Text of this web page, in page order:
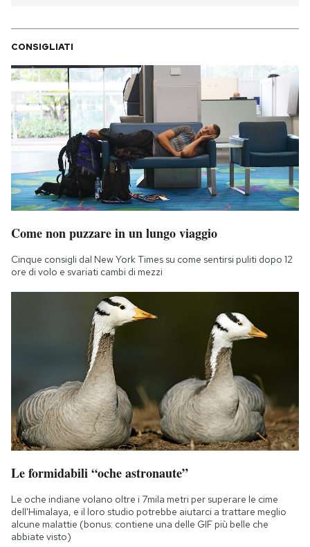
CONSIGLIATI
Come non puzzare in un lungo viaggio
Cinque consigli dal New York Times su come sentirsi puliti dopo 12
ore di volo e svariati cambi di mezzi
Le formidabili “oche astronaute”
Le oche indiane volano oltre i 7mila metri per superare le cime
dell'Himalaya, e il loro studio potrebbe aiutarci a trattare meglio
alcune malattie (bonus: contiene una delle GIF più belle che
abbiate visto)